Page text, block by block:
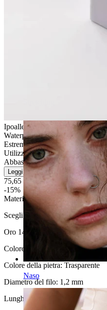
Naso
Ipoallergenico
Waterproof
Estremamente durevole
Utilizzo quotidiano
Abbastanza facile
Leggi di più
75,65 €
89,00 €
-15%
Materiale:
Scegli Materiale
Oro 14K
Oro bianco 14K
Colore:
Colore della pietra: Trasparente
Diametro del filo: 1,2 mm
Lunghezza